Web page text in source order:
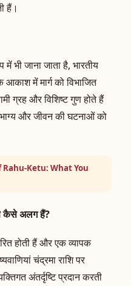
हैं।
भी जाना जाता है, भारतीय
में मार्ग को विभाजित
ग्रह और विशिष्ट गुण होते हैं
और जीवन की घटनाओं को
Ketu: What You
से कैसे अलग हैं?
होती हैं और एक व्यापक
चंद्रमा राशि पर
अंतर्दृष्टि प्रदान करती